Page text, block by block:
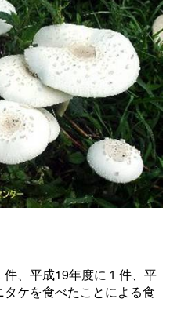
、平成19年度に１件、平
ケを食べたことによる食